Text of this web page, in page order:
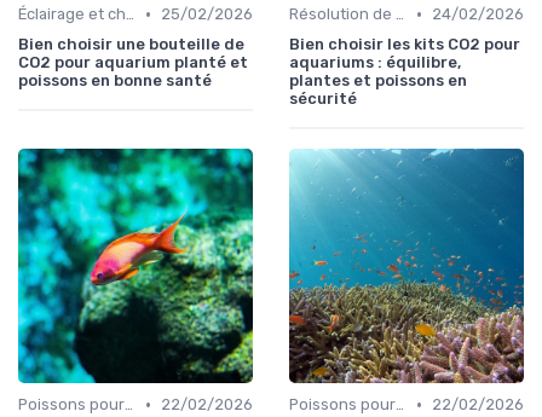
Éclairage et chauffage •
25/02/2026
Bien choisir une bouteille de
CO2 pour aquarium planté et
poissons en bonne santé
Résolution de problèmes courants •
24/02/2026
Bien choisir les kits CO2 pour
aquariums : équilibre,
plantes et poissons en
sécurité
Poissons pour débutants •
22/02/2026
Poissons pour débutants •
22/02/2026